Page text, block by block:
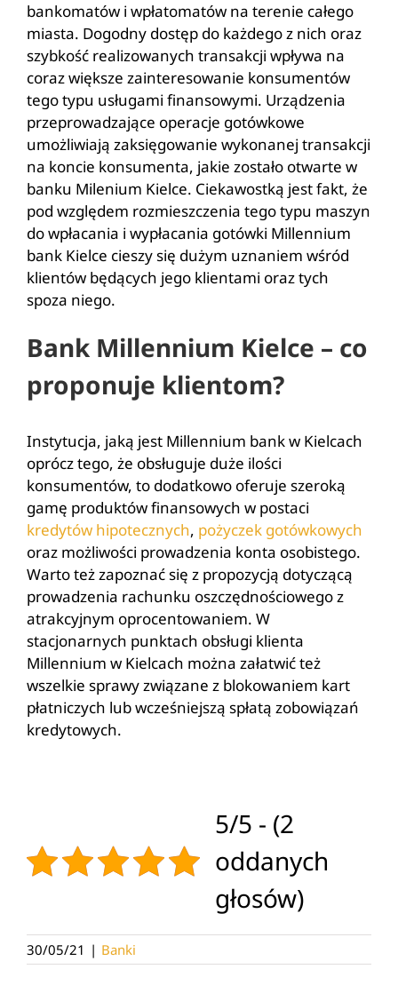
bankomatów i wpłatomatów na terenie całego
miasta. Dogodny dostęp do każdego z nich oraz
szybkość realizowanych transakcji wpływa na
coraz większe zainteresowanie konsumentów
tego typu usługami finansowymi. Urządzenia
przeprowadzające operacje gotówkowe
umożliwiają zaksięgowanie wykonanej transakcji
na koncie konsumenta, jakie zostało otwarte w
banku Milenium Kielce. Ciekawostką jest fakt, że
pod względem rozmieszczenia tego typu maszyn
do wpłacania i wypłacania gotówki Millennium
bank Kielce cieszy się dużym uznaniem wśród
klientów będących jego klientami oraz tych
spoza niego.
Bank Millennium Kielce – co
proponuje klientom?
Instytucja, jaką jest Millennium bank w Kielcach
oprócz tego, że obsługuje duże ilości
konsumentów, to dodatkowo oferuje szeroką
gamę produktów finansowych w postaci
kredytów hipotecznych, pożyczek gotówkowych
oraz możliwości prowadzenia konta osobistego.
Warto też zapoznać się z propozycją dotyczącą
prowadzenia rachunku oszczędnościowego z
atrakcyjnym oprocentowaniem. W
stacjonarnych punktach obsługi klienta
Millennium w Kielcach można załatwić też
wszelkie sprawy związane z blokowaniem kart
płatniczych lub wcześniejszą spłatą zobowiązań
kredytowych.
5/5 - (2
oddanych
głosów)
30/05/21 | Banki